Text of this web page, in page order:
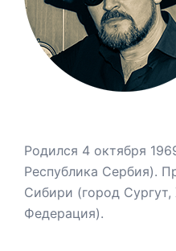
Родился 4 октября
Республика Сербия).
Сибири (город
Федерация).